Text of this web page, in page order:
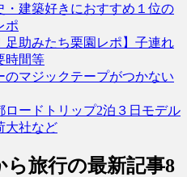
・建築好きにおすすめ１位の
ポ
足助みたち栗園レポ】子連れ
時間等
のマジックテープがつかない
ロードトリップ2泊３日モデル
大社など
ら旅行の最新記事8